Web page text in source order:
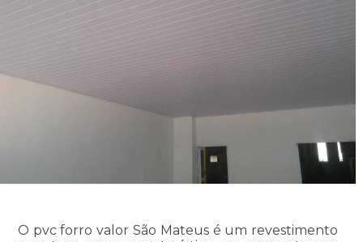
O pvc forro valor São Mateus é um revestimento